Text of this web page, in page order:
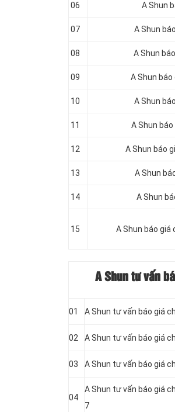
06 A Shun
07 A Shun
08 A Shun
09 A Shun
10 A Shun
11 A Shun
12 A Shun báo
13 A Shun
14 A Shun
15 A Shun báo
A Shun tư vấn
01 A Shun tư vấn báo giá
02 A Shun tư vấn báo giá
03 A Shun tư vấn báo giá
04
A Shun tư vấn báo giá
7